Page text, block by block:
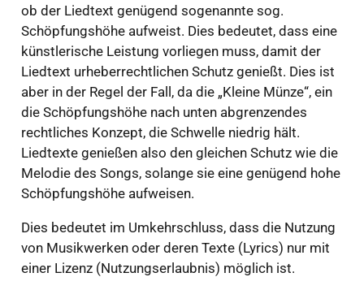
ob der Liedtext genügend sogenannte sog.
Schöpfungshöhe aufweist. Dies bedeutet, dass eine
künstlerische Leistung vorliegen muss, damit der
Liedtext urheberrechtlichen Schutz genießt. Dies ist
aber in der Regel der Fall, da die „Kleine Münze“, ein
die Schöpfungshöhe nach unten abgrenzendes
rechtliches Konzept, die Schwelle niedrig hält.
Liedtexte genießen also den gleichen Schutz wie die
Melodie des Songs, solange sie eine genügend hohe
Schöpfungshöhe aufweisen.
Dies bedeutet im Umkehrschluss, dass die Nutzung
von Musikwerken oder deren Texte (Lyrics) nur mit
einer Lizenz (Nutzungserlaubnis) möglich ist.